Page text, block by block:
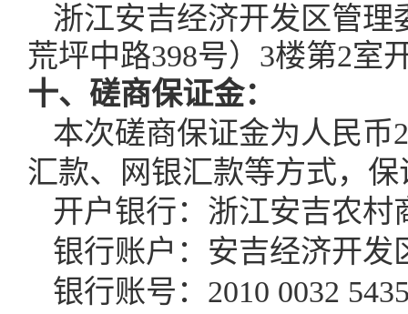
浙江安吉经济开发区管
荒坪中路398号）3楼第2室
十、 磋商保证金：
本次磋商保证金为人民币
汇款、网银汇款等方式，
开户银行：浙江安吉农
银行账户：安吉经济开发
银行账号： 2010 0032